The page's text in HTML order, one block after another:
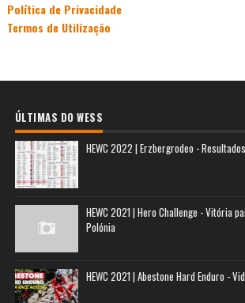
Política de Privacidade
Termos de Utilização
ÚLTIMAS DO WESS
HEWC 2022 | Erzbergrodeo - Resultados
HEWC 2021 | Hero Challenge - Vitória
Polónia
HEWC 2021 | Abestone Hard Enduro -